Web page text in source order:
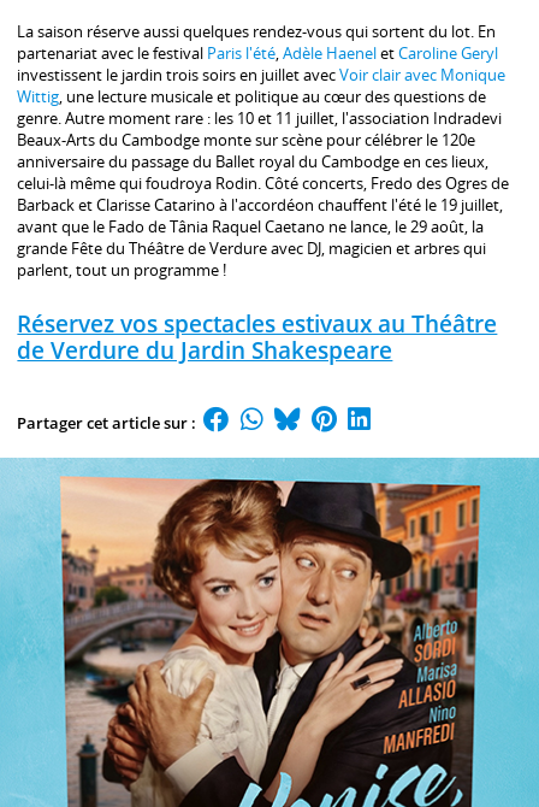
La saison réserve aussi quelques rendez-vous qui sortent du lot. En
partenariat avec le festival Paris l'été,Adèle HaeneletCaroline Geryl
investissent le jardin trois soirs en juillet avecVoir clair avec Monique
Wittig, une lecture musicale et politique au cœur des questions de
genre. Autre moment rare : les 10 et 11 juillet, l'association Indradevi
Beaux-Arts du Cambodge monte sur scène pour célébrer le 120e
anniversaire du passage du Ballet royal du Cambodge en ces lieux,
celui-là même qui foudroya Rodin. Côté concerts, Fredo des Ogres de
Barback et Clarisse Catarino à l'accordéon chauffent l'été le 19 juillet,
avant que le Fado de Tânia Raquel Caetano ne lance, le 29 août, la
grande Fête du Théâtre de Verdure avec DJ, magicien et arbres qui
parlent, tout un programme !
Réservez vos spectacles estivaux au Théâtre
de Verdure du Jardin Shakespeare
Partager cet article sur :